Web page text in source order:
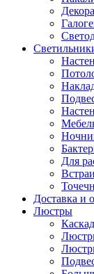
Для
Доставка и
Люстры